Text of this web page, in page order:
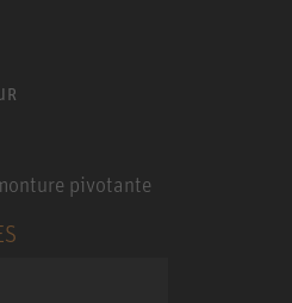
pivotante